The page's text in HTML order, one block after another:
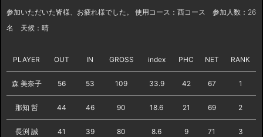
参加いただいた皆様、お疲れ様でした。 使用コース：西コース 参加人数：26
名 天候：晴
PLAYER OUT IN GROSS index PHC NET RANK
森 美奈子 56 53 109 33.9 42 67 1
那知 哲 44 46 90 18.6 21 69 2
長渕 誠 41 39 80 8.6 9 71 3